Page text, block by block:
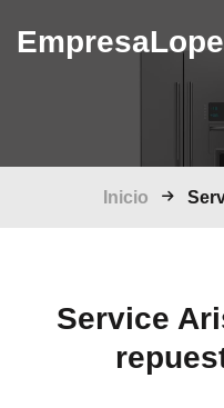
Empresa
Inicio
Service